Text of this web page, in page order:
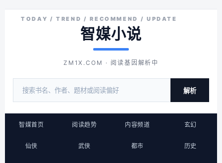
智媒小说
ZM1X.COM · 阅读基因解析中
解析
智媒首页 阅读趋势 内容频道 玄幻
仙侠 武侠 都市 历史